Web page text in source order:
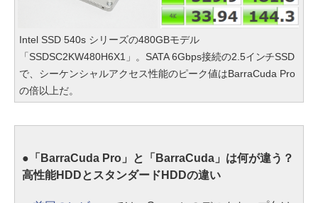
Intel SSD 540s シリーズの480GBモデル
「SSDSC2KW480H6X1」。SATA 6Gbps接続の2.5インチSSD
で、シーケンシャルアクセス性能のピーク値はBarraCuda Pro
の倍以上だ。
●「BarraCuda Pro」と「BarraCuda」は何が違う？
高性能HDDとスタンダードHDDの違い